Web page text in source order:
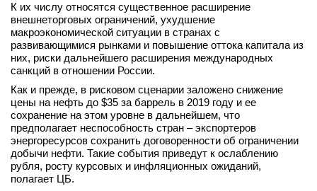
Интервью
вконтакте
телеграм
Стать автором
Вход
К их числу относятся существенное расширение
внешнеторговых ограничений, ухудшение
макроэкономической ситуации в странах с
развивающимися рынками и повышение оттока капитала из
них, риски дальнейшего расширения международных
санкций в отношении России.
Как и прежде, в рисковом сценарии заложено снижение
цены на нефть до $35 за баррель в 2019 году и ее
сохранение на этом уровне в дальнейшем, что
предполагает неспособность стран – экспортеров
энергоресурсов сохранить договоренности об ограничении
добычи нефти. Такие события приведут к ослаблению
рубля, росту курсовых и инфляционных ожиданий,
полагает ЦБ.